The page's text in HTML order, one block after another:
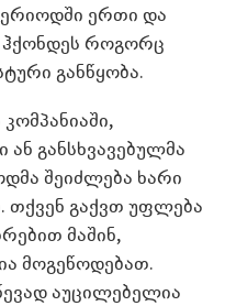
ერთი და
ჰქონდეს როგორც
განწყობა.
განსხვავებულმა
შეიძლება ხარი
თქვენ გაქვთ უფლება
მაშინ,
მოგეწოდებათ.
აუცილებელია